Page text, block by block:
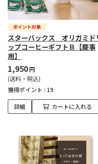
スターバックス オリガミド
ップコーヒーギフトＢ【慶事
用】
1,950円
(送料・税込)
獲得ポイント : 19
詳細 カートに入れる